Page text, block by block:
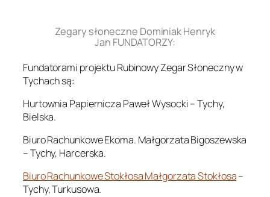
Zegary słoneczne Dominiak Henryk
Jan FUNDATORZY:
Fundatorami projektu Rubinowy Zegar Słoneczny w
Tychach są:
Hurtownia Papiernicza Paweł Wysocki – Tychy,
Bielska.
Biuro Rachunkowe Ekoma. Małgorzata Bigoszewska
– Tychy, Harcerska.
Biuro Rachunkowe Stokłosa Małgorzata Stokłosa–
Tychy, Turkusowa.